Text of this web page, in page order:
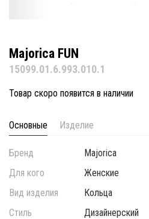
Majorica FUN
15099.01.6.993.010.1
Товар скоро появится в наличии
Основные Изделие
Бренд
Majorica
Для кого
Женские
Вид изделия
Кольца
Стиль
Дизайнерский